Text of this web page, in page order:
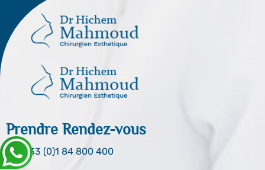
Prendre Rendez-vous
0033 (0)1 84 800 400